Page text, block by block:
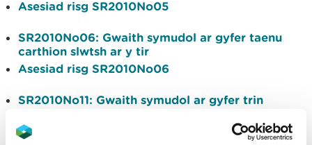
Asesiad risg SR2010No05
SR2010No06: Gwaith symudol ar gyfer taenu
carthion slwtsh ar y tir
Asesiad risg SR2010No06
SR2010No11: Gwaith symudol ar gyfer trin
agregau